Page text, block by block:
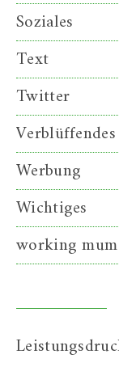
Soziales
Text
Twitter
Verblüffendes
Werbung
Wichtiges
working mum